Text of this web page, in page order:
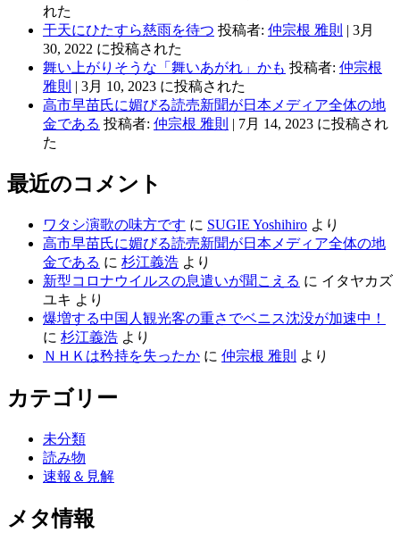
れた
干天にひたすら慈雨を待つ 投稿者: 仲宗根 雅則 | 3月
30, 2022 に投稿された
舞い上がりそうな「舞いあがれ」かも 投稿者: 仲宗根
雅則 | 3月 10, 2023 に投稿された
高市早苗氏に媚びる読売新聞が日本メディア全体の地
金である 投稿者: 仲宗根 雅則 | 7月 14, 2023 に投稿され
た
最近のコメント
ワタシ演歌の味方です に SUGIE Yoshihiro より
高市早苗氏に媚びる読売新聞が日本メディア全体の地
金である に 杉江義浩 より
新型コロナウイルスの息遣いが聞こえる に イタヤカズ
ユキ より
爆増する中国人観光客の重さでベニス沈没が加速中！
に 杉江義浩 より
ＮＨＫは矜持を失ったか に 仲宗根 雅則 より
カテゴリー
未分類
読み物
速報＆見解
メタ情報